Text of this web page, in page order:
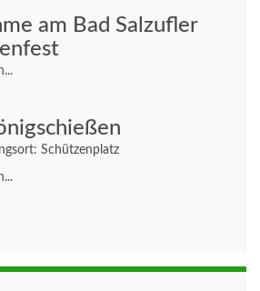
am Bad Salzufler
Schützenplatz